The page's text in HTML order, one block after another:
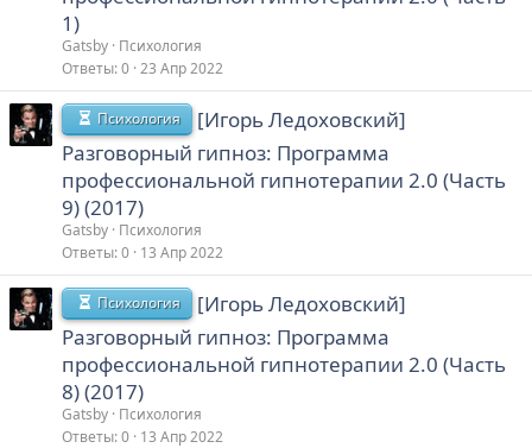
1)
Gatsby Психология
Ответы 0 23 Апр 2022
Психология
[Игорь Ледоховский]
Разговорный гипноз: Программа
профессиональной гипнотерапии 2.0 (Часть
9) (2017)
Gatsby Психология
Ответы 0 13 Апр 2022
Психология
[Игорь Ледоховский]
Разговорный гипноз: Программа
профессиональной гипнотерапии 2.0 (Часть
8) (2017)
Gatsby Психология
Ответы 0 13 Апр 2022